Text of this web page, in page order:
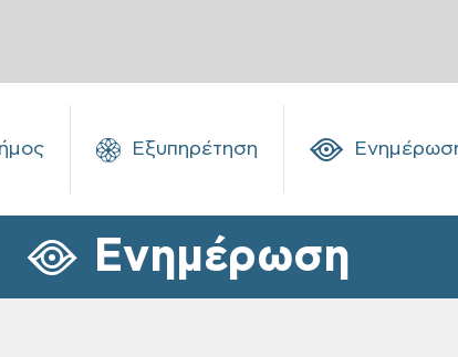
Εξυπηρέτηση
Ενημέρωση